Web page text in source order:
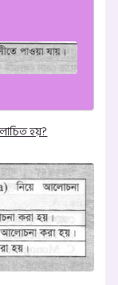
হয়?